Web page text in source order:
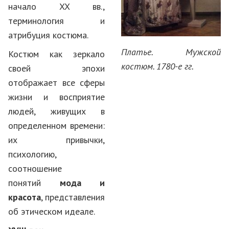
начало XX вв.,
терминология и
атрибуция костюма.
Костюм как зеркало
своей эпохи
отображает все сферы
жизни и восприятие
людей, живущих в
определенном времени:
их привычки,
психологию,
соотношение
понятий мода и
красота, представления
об этическом идеале.
Платье. Мужской
костюм. 1780-е гг.